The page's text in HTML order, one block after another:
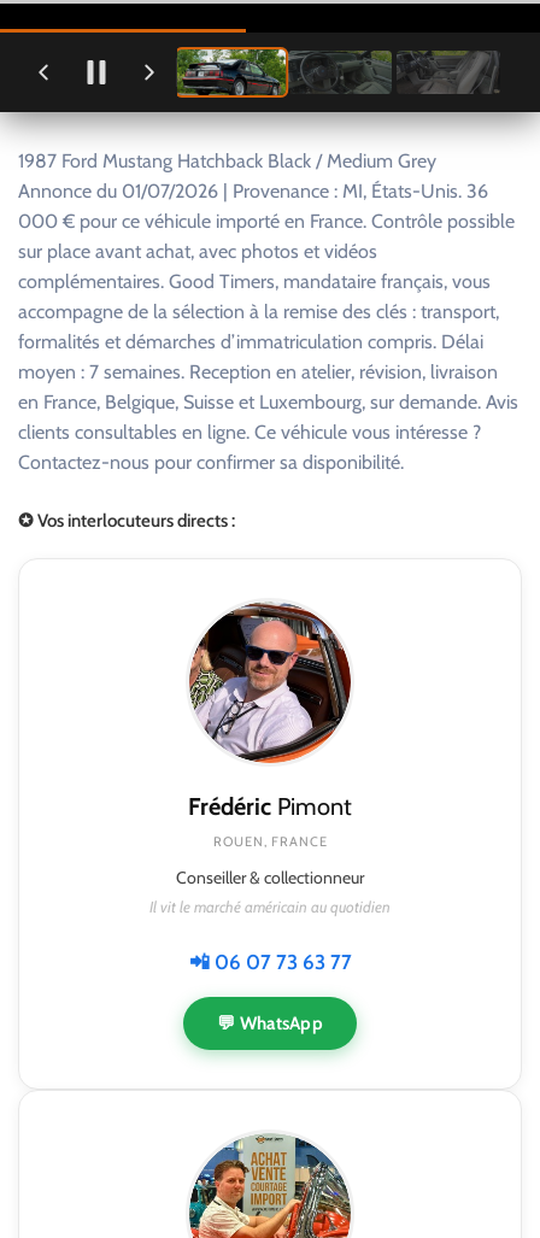
1987 Ford Mustang Hatchback Black / Medium Grey
Annonce du 01/07/2026 | Provenance : MI, États-Unis. 36
000 € pour ce véhicule importé en France. Contrôle possible
sur place avant achat, avec photos et vidéos
complémentaires. Good Timers, mandataire français, vous
accompagne de la sélection à la remise des clés : transport,
formalités et démarches d’immatriculation compris. Délai
moyen : 7 semaines. Reception en atelier, révision, livraison
en France, Belgique, Suisse et Luxembourg, sur demande. Avis
clients consultables en ligne. Ce véhicule vous intéresse ?
Contactez-nous pour confirmer sa disponibilité.
✪ Vos interlocuteurs directs :
Frédéric Pimont
ROUEN, FRANCE
Conseiller & collectionneur
Il vit le marché américain au quotidien
📲 06 07 73 63 77
💬 WhatsApp